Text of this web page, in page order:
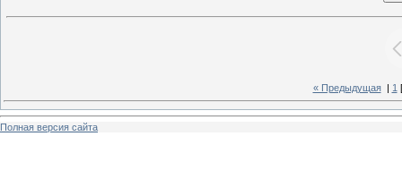
« Предыдущая| 1 [
Полная версия сайта